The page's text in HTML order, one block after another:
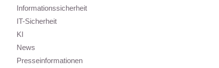
Informationssicherheit
IT-Sicherheit
KI
News
Presseinformationen